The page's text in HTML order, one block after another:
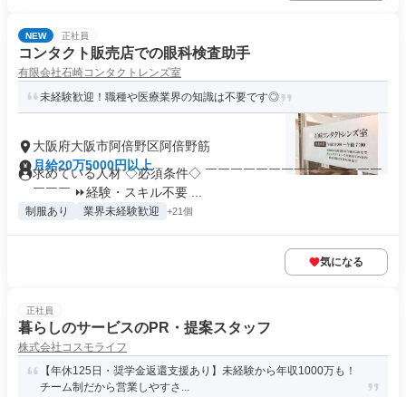
NEW 正社員
コンタクト販売店での眼科検査助手
有限会社石崎コンタクトレンズ室
未経験歓迎！職種や医療業界の知識は不要です◎
大阪府大阪市阿倍野区阿倍野筋
月給20万5000円以上
求めている人材 ◇必須条件◇ ￣￣￣￣￣￣￣￣￣￣￣￣￣￣
￣￣￣ ⏩経験・スキル不要 ...
制服あり 業界未経験歓迎 +21個
気になる
正社員
暮らしのサービスのPR・提案スタッフ
株式会社コスモライフ
【年休125日・奨学金返還支援あり】未経験から年収1000万も！
チーム制だから営業しやすさ...